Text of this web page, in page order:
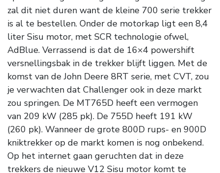
zal dit niet duren want de kleine 700 serie trekker
is al te bestellen. Onder de motorkap ligt een 8,4
liter Sisu motor, met SCR technologie ofwel,
AdBlue. Verrassend is dat de 16×4 powershift
versnellingsbak in de trekker blijft liggen. Met de
komst van de John Deere 8RT serie, met CVT, zou
je verwachten dat Challenger ook in deze markt
zou springen. De MT765D heeft een vermogen
van 209 kW (285 pk). De 755D heeft 191 kW
(260 pk). Wanneer de grote 800D rups- en 900D
kniktrekker op de markt komen is nog onbekend.
Op het internet gaan geruchten dat in deze
trekkers de nieuwe V12 Sisu motor komt te